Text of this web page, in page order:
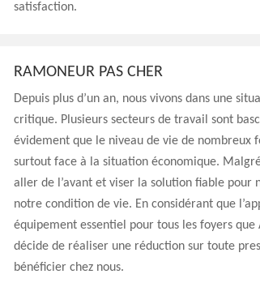
satisfaction.
RAMONEUR PAS CHER
Depuis plus d’un an, nous vivons dans une
critique. Plusieurs secteurs de travail sont
évidement que le niveau de vie de nombreux
surtout face à la situation économique.
aller de l’avant et viser la solution fiable pour
notre condition de vie. En considérant que
équipement essentiel pour tous les foyers que
décide de réaliser une réduction sur toute
bénéficier chez nous.